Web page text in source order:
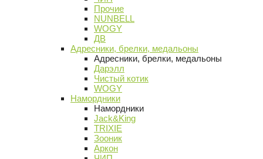
Прочие
NUNBELL
WOGY
ДВ
Адресники, брелки, медальоны
Адресники, брелки, медальоны
Дарэлл
Чистый котик
WOGY
Намордники
Намордники
Jack&King
TRIXIE
Зооник
Аркон